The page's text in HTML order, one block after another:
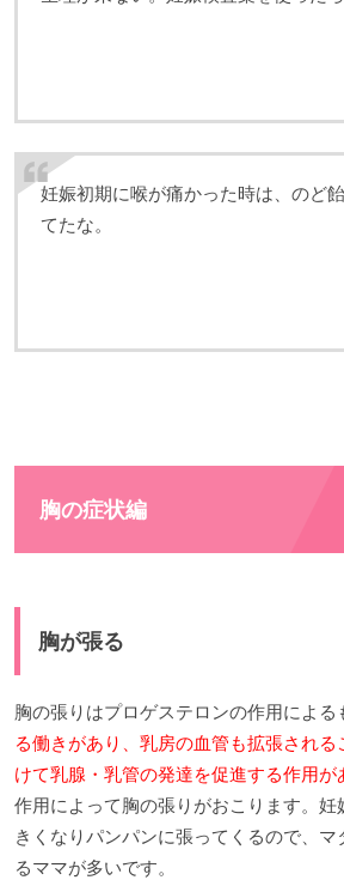
妊娠初期に喉が痛かった時は、のど
てたな。
胸の症状編
胸が張る
胸の張りはプロゲステロンの作用による
る働きがあり、乳房の血管も拡張される
けて乳腺・乳管の発達を促進する作用が
作用によって胸の張りがおこります。妊
きくなりパンパンに張ってくるので、
るママが多いです。